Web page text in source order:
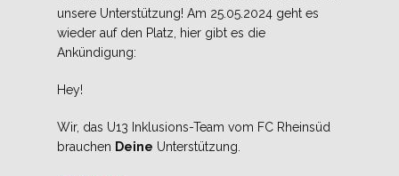
unsere Unterstützung! Am 25.05.2024 geht es
wieder auf den Platz, hier gibt es die
Ankündigung:
Hey!
Wir, das U13 Inklusions-Team vom FC Rheinsüd
brauchen Deine Unterstützung.